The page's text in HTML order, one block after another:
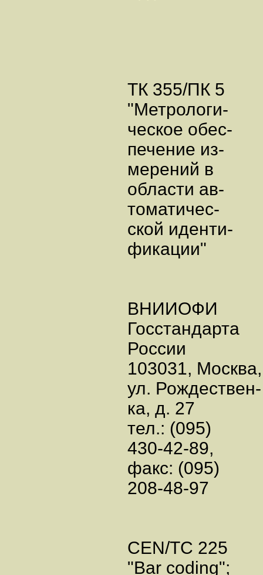
ТК 355/ПК 5
"Метрологи-
ческое обес-
печение из-
мерений в
области ав-
томатичес-
ской иденти-
фикации"
ВНИИОФИ
Госстандарта
России
103031, Москва,
ул. Рождествен-
ка, д. 27
тел.: (095)
430-42-89,
факс: (095)
208-48-97
CEN/TC 225
"Bar coding";